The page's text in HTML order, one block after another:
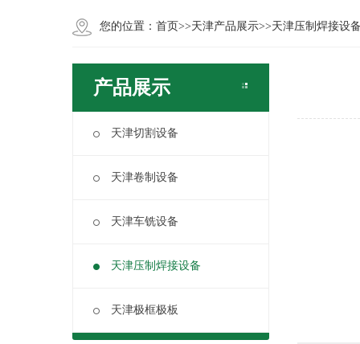
您的位置： 首页>>天津产品展示>>天津压制焊接设
产品展示
天津切割设备
天津卷制设备
天津车铣设备
天津压制焊接设备
天津极框极板